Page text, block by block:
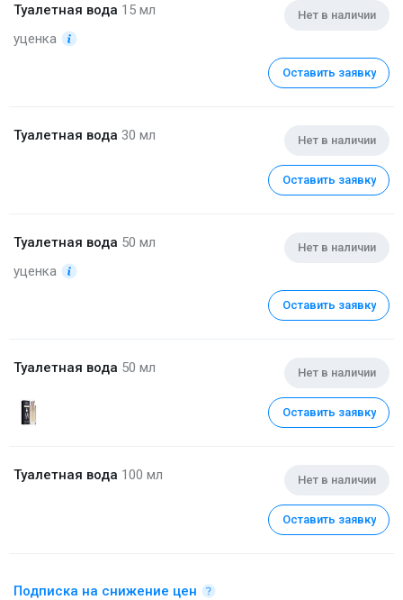
Туалетная вода 15 мл
уценка
Нет в наличии
Оставить заявку
Туалетная вода 30 мл Нет в наличии
Оставить заявку
Туалетная вода 50 мл
уценка
Нет в наличии
Оставить заявку
Туалетная вода 50 мл Нет в наличии
Оставить заявку
Туалетная вода 100 мл Нет в наличии
Оставить заявку
Подписка на снижение цен